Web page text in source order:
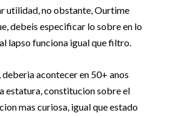
utilidad, no obstante, Ourtime
debeis especificar lo sobre en lo
lapso funciona igual que filtro.
acontecer en 50+ anos
estatura, constitucion sobre el
mas curiosa, igual que estado